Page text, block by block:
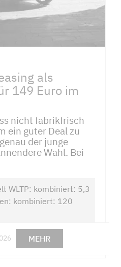
als
149 Euro im
nicht fabrikfrisch
ein guter Deal zu
der junge
Wahl. Bei
WLTP: kombiniert: 5,3
kombiniert: 120
MEHR